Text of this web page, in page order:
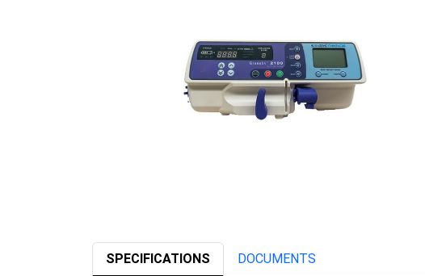
SPECIFICATIONS DOCUMENTS